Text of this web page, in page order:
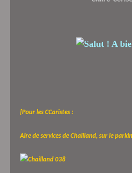
[Pour les CCaristes :
Aire de services de Chailland, sur le